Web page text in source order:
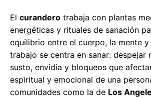
El curandero trabaja con plantas
energéticas y rituales de sanación
equilibrio entre el cuerpo, la mente y
trabajo se centra en sanar: despejar
susto, envidia y bloqueos que
espiritual y emocional de una
comunidades como la de Los